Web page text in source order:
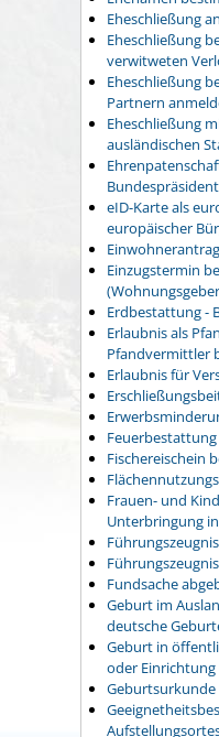
Eheschließung
Eheschließung
verwitweten
Eheschließung
Partnern
Eheschließung
ausländischen
eID-Karte als
europäischer
Einzugstermin
Erdbestattung -
Erlaubnis als
Pfandvermittler
Erlaubnis für
Fischereischein
Frauen- und
Unterbringung
Fundsache
Geburt im
deutsche
Geburt in
oder
Geburtsurkunde